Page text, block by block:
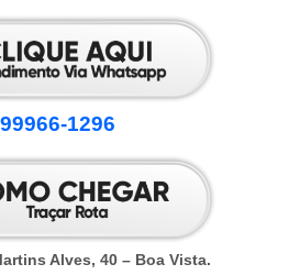
1296
Alves, 40 – Boa Vista.